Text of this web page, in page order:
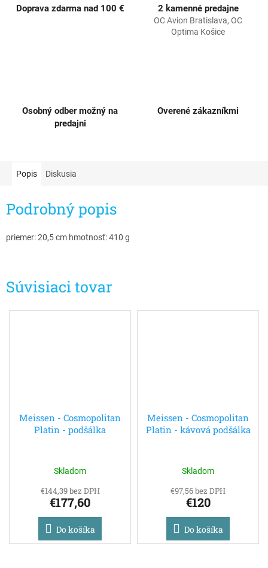
Doprava zdarma nad 100 € 2 kamenné predajne
OC Avion Bratislava, OC
Optima Košice
Osobný odber možný na
predajni
Overené zákazníkmi
Súvisiaci tovar
Meissen - Cosmopolitan
Platin - podšálka
Skladom
€144,39 bez DPH
€177,60
Do košíka
Meissen - Cosmopolitan
Platin - kávová podšálka
Skladom
€97,56 bez DPH
€120
Do košíka
Popis Diskusia
Podrobný popis
priemer: 20,5 cm hmotnosť: 410 g